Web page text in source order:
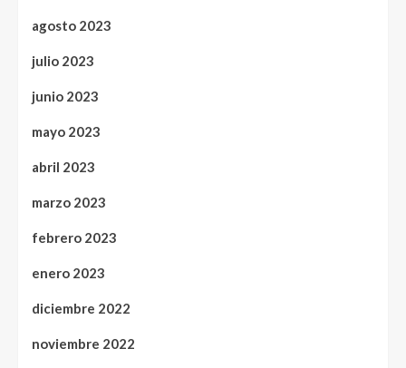
agosto 2023
julio 2023
junio 2023
mayo 2023
abril 2023
marzo 2023
febrero 2023
enero 2023
diciembre 2022
noviembre 2022